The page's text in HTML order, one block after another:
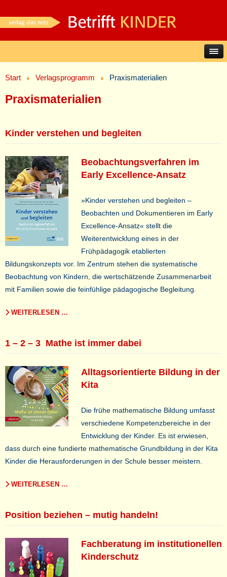
Start Verlagsprogramm Praxismaterialien
Praxismaterialien
Kinder verstehen und begleiten
Beobachtungsverfahren im
Early Excellence-Ansatz
»Kinder verstehen und begleiten –
Beobachten und Dokumentieren im Early
Excellence-Ansatz« stellt die
Weiterentwicklung eines in der
Frühpädagogik etablierten
Bildungskonzepts vor. Im Zentrum stehen die systematische
Beobachtung von Kindern, die wertschätzende Zusammenarbeit
mit Familien sowie die feinfühlige pädagogische Begleitung.
WEITERLESEN …
1 – 2 – 3 Mathe ist immer dabei
Alltagsorientierte Bildung in der
Kita
Die frühe mathematische Bildung umfasst
verschiedene Kompetenzbereiche in der
Entwicklung der Kinder. Es ist erwiesen,
dass durch eine fundierte mathematische Grundbildung in der Kita
Kinder die Herausforderungen in der Schule besser meistern.
WEITERLESEN …
Position beziehen – mutig handeln!
Fachberatung im institutionellen
Kinderschutz